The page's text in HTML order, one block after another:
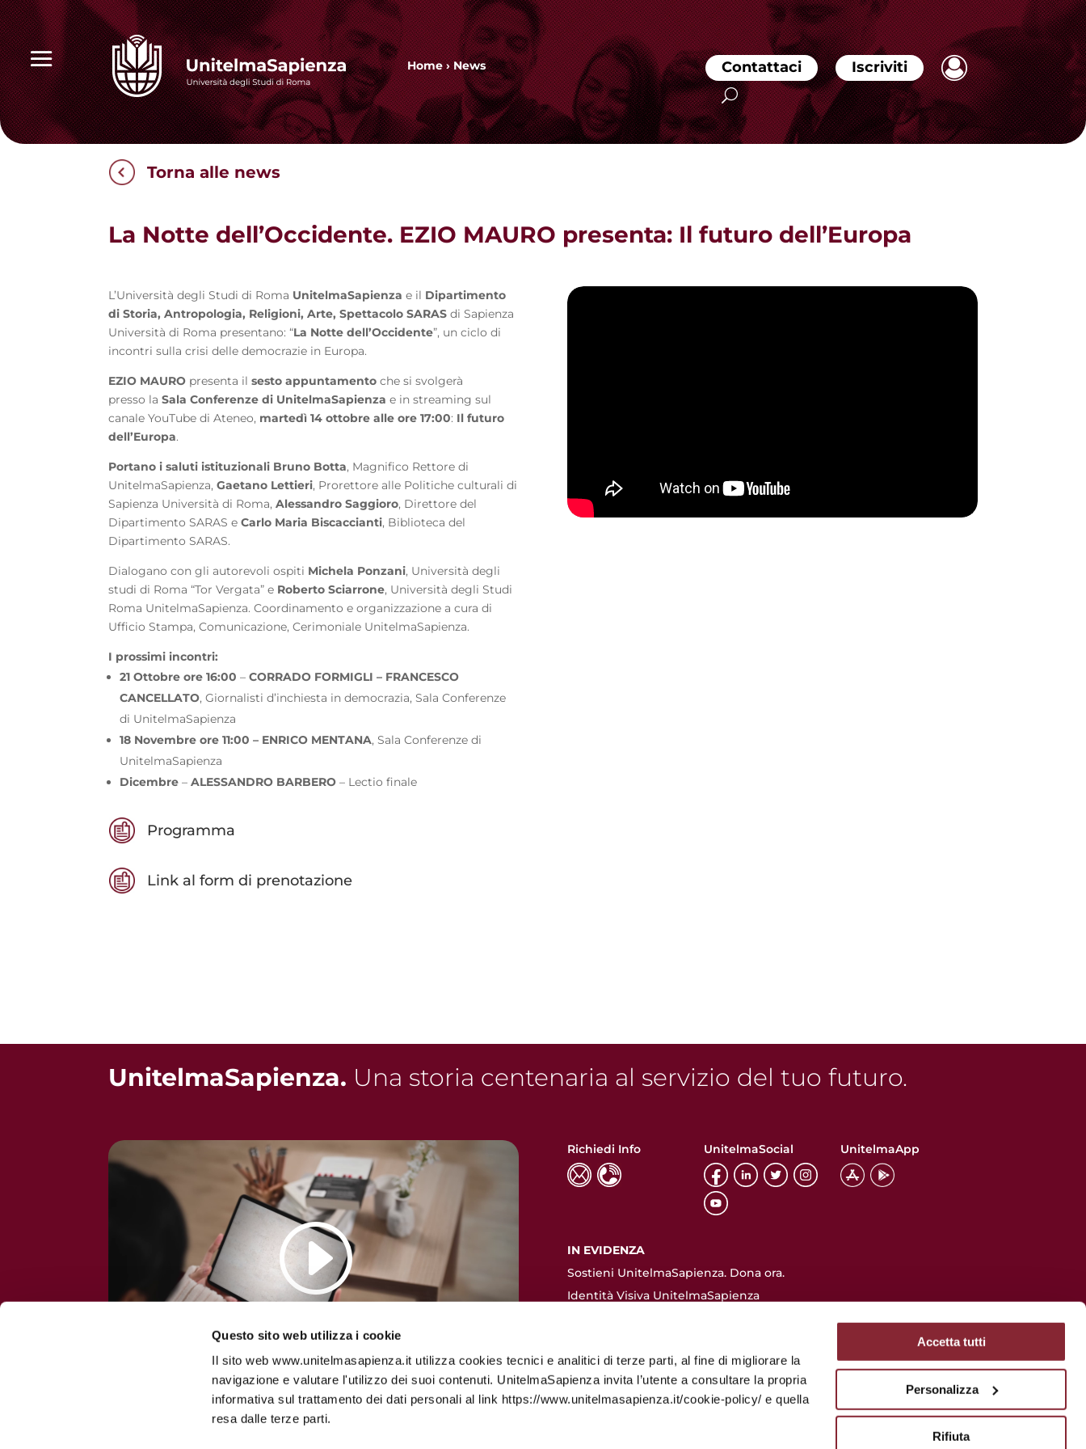
Questo sito web utilizza i cookie
Il sito web www.unitelmasapienza.it utilizza cookies tecnici e analitici di terze parti, al fine di migliorare la
navigazione e valutare l'utilizzo dei suoi contenuti. UnitelmaSapienza invita l’utente a consultare la propria
informativa sul trattamento dei dati personali al link https://www.unitelmasapienza.it/cookie-policy/ e quella
resa dalle terze parti.
Accetta tutti
Personalizza
Rifiuta
Torna alle news
La Notte dell’Occidente. EZIO MAURO presenta: Il futuro dell’Europa
Home›News Contattaci Iscriviti
L’Università degli Studi di Roma UnitelmaSapienzae il Dipartimento
di Storia, Antropologia, Religioni, Arte, Spettacolo SARAS di Sapienza
Università di Roma presentano: “La Notte dell’Occidente”, un ciclo di
incontri sulla crisi delle democrazie in Europa.
EZIO MAURO presenta ilsesto appuntamento che si svolgerà
presso laSala Conferenze di UnitelmaSapienza e in streaming sul
canale YouTube di Ateneo, martedì 14 ottobre alle ore 17:00: Il futuro
dell’Europa.
Portano i saluti istituzionali Bruno Botta, Magnifico Rettore di
UnitelmaSapienza,Gaetano Lettieri, Prorettore alle Politiche culturali di
Sapienza Università di Roma,Alessandro Saggioro, Direttore del
Dipartimento SARAS eCarlo Maria Biscaccianti, Biblioteca del
Dipartimento SARAS.
Dialogano con gli autorevoli ospiti Michela Ponzani, Università degli
studi di Roma “Tor Vergata” e Roberto Sciarrone, Università degli Studi
Roma UnitelmaSapienza. Coordinamento e organizzazione a cura di
Ufficio Stampa, Comunicazione, Cerimoniale UnitelmaSapienza.
I prossimi incontri:
21 Ottobre ore 16:00 –CORRADO FORMIGLI – FRANCESCO
CANCELLATO, Giornalisti d’inchiesta in democrazia, Sala Conferenze
di UnitelmaSapienza
18 Novembre ore 11:00 – ENRICO MENTANA, Sala Conferenze di
UnitelmaSapienza
Dicembre –ALESSANDRO BARBERO – Lectio finale
Programma
Link al form di prenotazione
UnitelmaSapienza. Una storia centenaria al servizio del tuo futuro.
Richiedi Info UnitelmaSocial UnitelmaApp
IN EVIDENZA
Sostieni UnitelmaSapienza. Dona ora.
Identità Visiva UnitelmaSapienza
Contatti
Dove siamo
Valutazione pre-immatricolazione
Accessibilità
Privacy
Utilizzo dei cookie
Albo online